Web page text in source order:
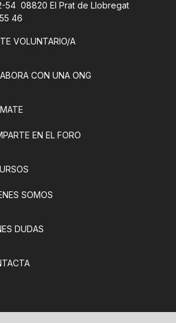
54 08820 El Prat de Llobregat
46
VOLUNTARIO/A
CON UNA ONG
EN EL FORO
SOMOS
DUDAS